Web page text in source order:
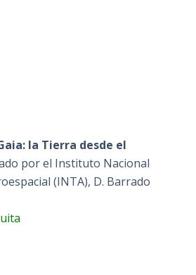
la Tierra desde el
por el Instituto Nacional
(INTA), D. Barrado